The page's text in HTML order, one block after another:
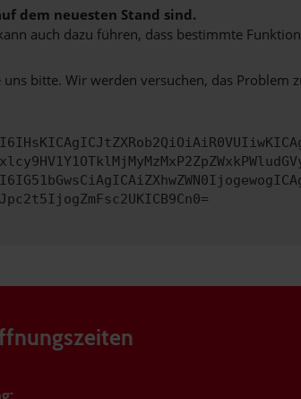
dem neuesten Stand sind.
auch dazu führen, dass bestimmte
bitte. Wir werden versuchen, das Problem